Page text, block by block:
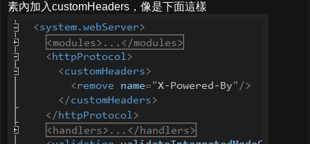
素內加入customHeaders，像是下面這樣